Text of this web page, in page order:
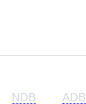
NDB ADB